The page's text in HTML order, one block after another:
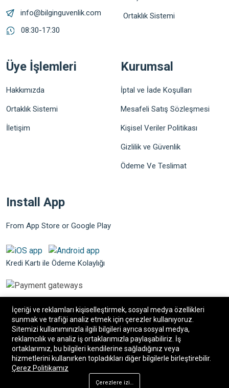
info@bilginguvenlik.com
08:30-17:30
Ortaklık Sistemi
Üye İşlemleri
Hakkımızda
Ortaklık Sistemi
İletişim
Kurumsal
İptal ve İade Koşulları
Mesafeli Satış Sözleşmesi
Kişisel Veriler Politikası
Gizlilik ve Güvenlik
Ödeme Ve Teslimat
Install App
From App Store or Google Play
Kredi Kartı ile Ödeme Kolaylığı
©2026 Bilgin Güvenlik Sistemleri. Tüm hakları saklıdır.
Bilişim34®|
hazırlanmıştır.
İçeriği ve reklamları kişiselleştirmek, sosyal medya özellikleri
sunmak ve trafiği analiz etmek için çerezler kullanıyoruz.
Sitemizi kullanımınızla ilgili bilgileri ayrıca sosyal medya,
reklamcılık ve analiz iş ortaklarımızla paylaşabiliriz. İş
ortaklarımız, bu bilgileri kendilerine sağladığınız veya
hizmetlerini kullanırken topladıkları diğer bilgilerle birleştirebilir.
Çerez Politikamız
Çerezlere izin ver